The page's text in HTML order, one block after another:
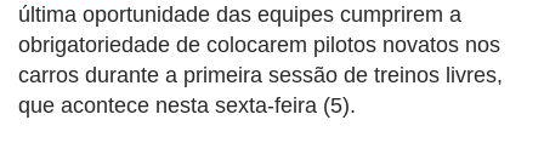
última oportunidade das equipes cumprirem a
obrigatoriedade de colocarem pilotos novatos nos
carros durante a primeira sessão de treinos livres,
que acontece nesta sexta-feira (5).